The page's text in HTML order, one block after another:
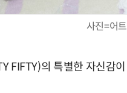
사진=어
FIFTY)의 특별한 자신감